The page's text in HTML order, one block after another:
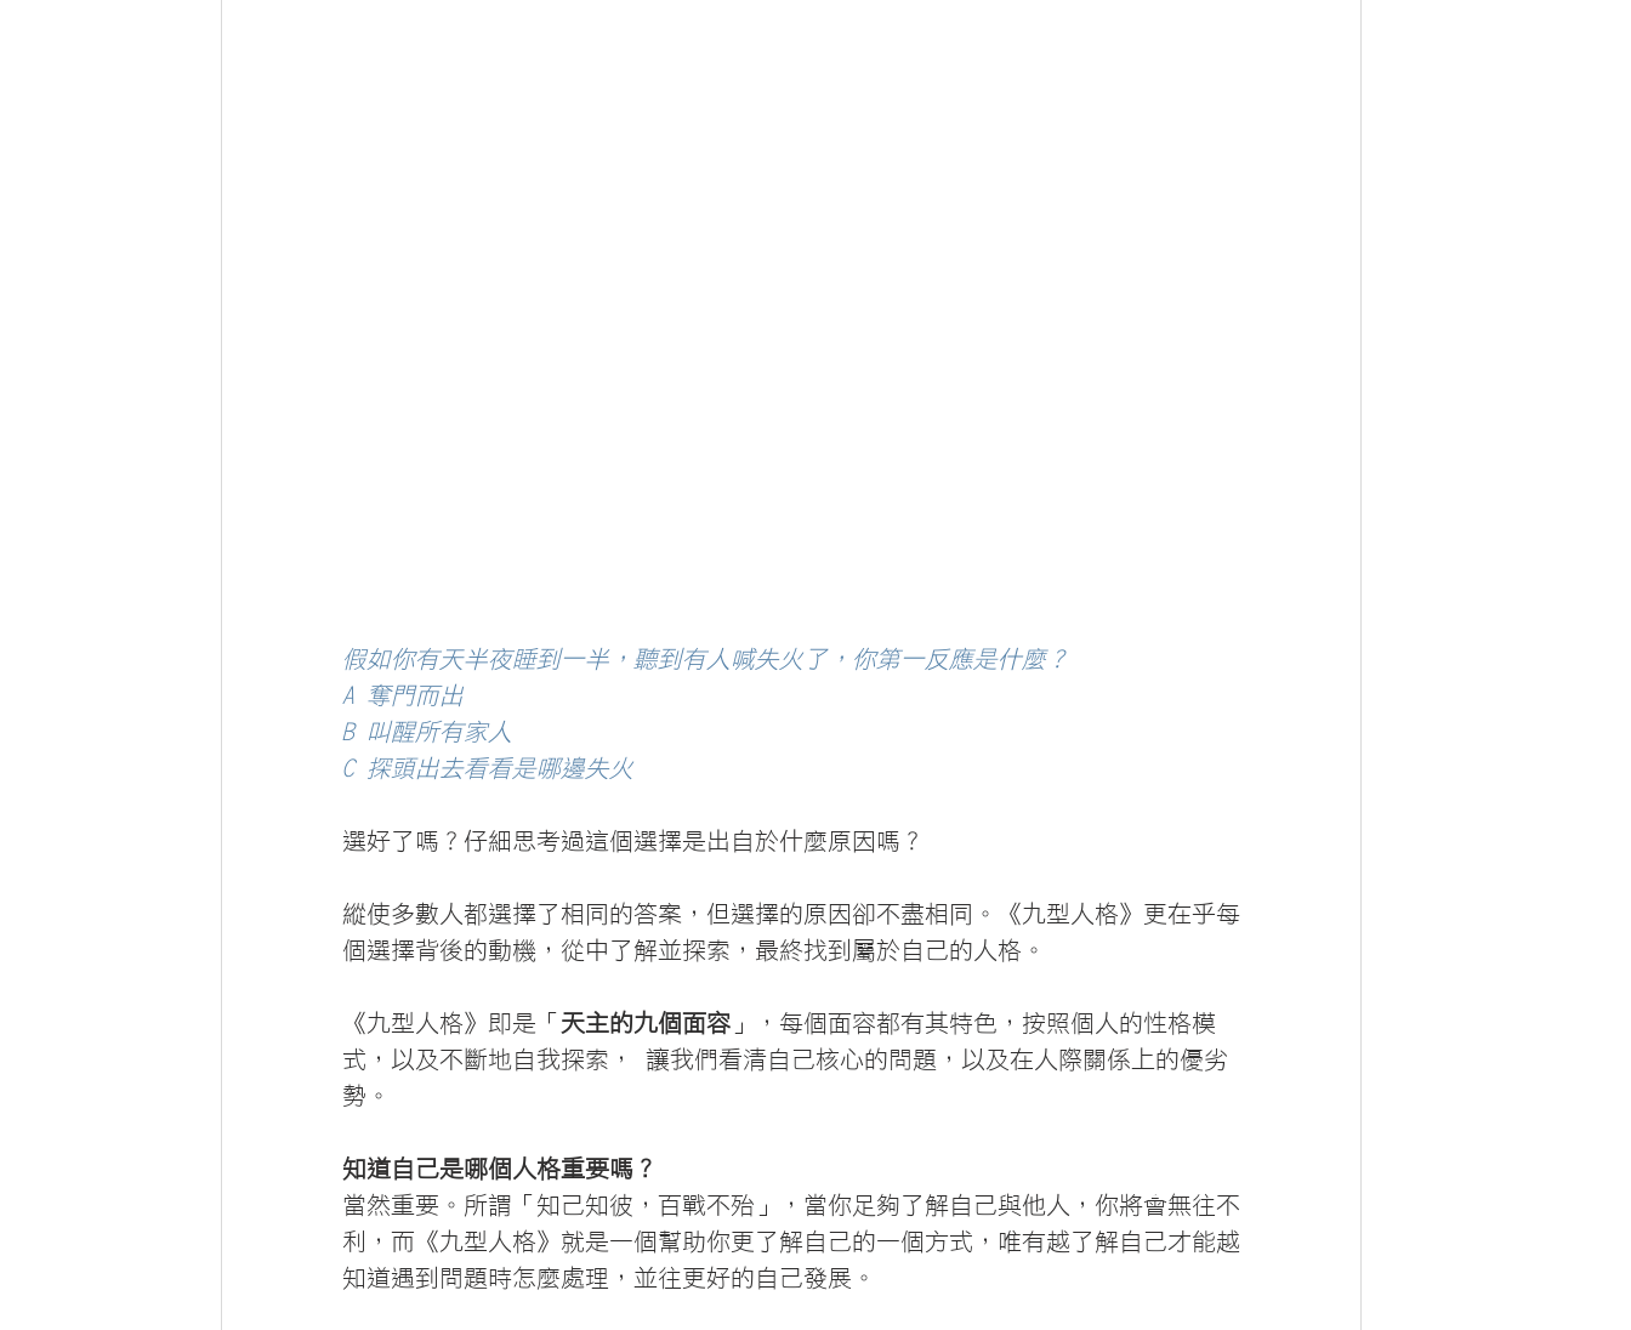
假如你有天半夜睡到一半，聽到有人喊失火了，你第一反應是什麼？
A 奪門而出
B 叫醒所有家人
C 探頭出去看看是哪邊失火
選好了嗎？仔細思考過這個選擇是出自於什麼原因嗎？
縱使多數人都選擇了相同的答案，但選擇的原因卻不盡相同。《九型人格》更在乎每
個選擇背後的動機，從中了解並探索，最終找到屬於自己的人格。
《九型人格》即是「 天主的九個面容 」，每個面容都有其特色，按照個人的性格模
式，以及不斷地自我探索， 讓我們看清自己核心的問題，以及在人際關係上的優劣
勢。
知道自己是哪個人格重要嗎？
當然重要。所謂「知己知彼，百戰不殆」，當你足夠了解自己與他人，你將會無往不
利，而《九型人格》就是一個幫助你更了解自己的一個方式，唯有越了解自己才能越
知道遇到問題時怎麼處理，並往更好的自己發展。